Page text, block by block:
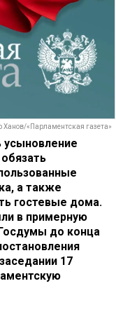
Ханов/«Парламентская газета»
усыновление
а также
гостевые дома.
в примерную
до конца
17